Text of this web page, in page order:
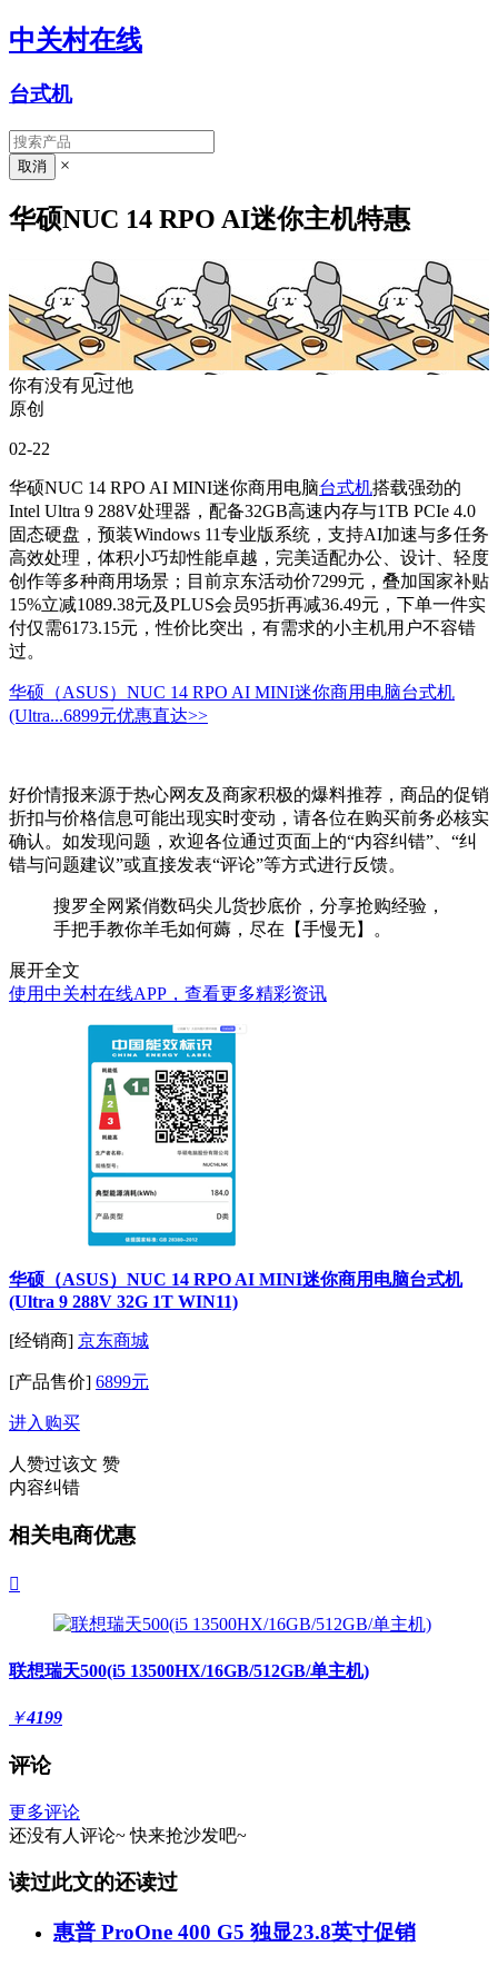
中关村在线
台式机
×
华硕NUC 14 RPO AI迷你主机特惠
你有没有见过他
原创
02-22
华硕NUC 14 RPO AI MINI迷你商用电脑台式机搭载强劲的
Intel Ultra 9 288V处理器，配备32GB高速内存与1TB PCIe 4.0
固态硬盘，预装Windows 11专业版系统，支持AI加速与多任务
高效处理，体积小巧却性能卓越，完美适配办公、设计、轻度
创作等多种商用场景；目前京东活动价7299元，叠加国家补贴
15%立减1089.38元及PLUS会员95折再减36.49元，下单一件实
付仅需6173.15元，性价比突出，有需求的小主机用户不容错
过。
华硕（ASUS）NUC 14 RPO AI MINI迷你商用电脑台式机
(Ultra...6899元优惠直达>>
好价情报来源于热心网友及商家积极的爆料推荐，商品的促销
折扣与价格信息可能出现实时变动，请各位在购买前务必核实
确认。如发现问题，欢迎各位通过页面上的“内容纠错”、“纠
错与问题建议”或直接发表“评论”等方式进行反馈。
搜罗全网紧俏数码尖儿货抄底价，分享抢购经验，
手把手教你羊毛如何薅，尽在【手慢无】。
展开全文
使用中关村在线APP，查看更多精彩资讯
华硕（ASUS）NUC 14 RPO AI MINI迷你商用电脑台式机
(Ultra 9 288V 32G 1T WIN11)
[经销商] 京东商城
[产品售价] 6899元
进入购买
人赞过该文 赞
内容纠错
相关电商优惠

联想瑞天500(i5 13500HX/16GB/512GB/单主机)
￥4199
评论
更多评论
还没有人评论~ 快来抢沙发吧~
读过此文的还读过
惠普 ProOne 400 G5 独显23.8英寸促销